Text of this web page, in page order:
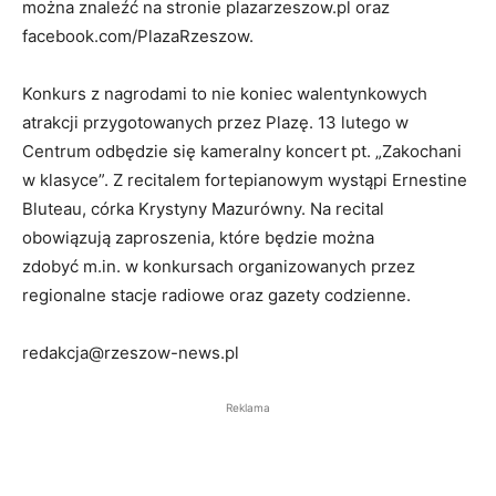
można znaleźć na stronie plazarzeszow.pl oraz
facebook.com/PlazaRzeszow.
Konkurs z nagrodami to nie koniec walentynkowych
atrakcji przygotowanych przez Plazę. 13 lutego w
Centrum odbędzie się kameralny koncert pt. „Zakochani
w klasyce”. Z recitalem fortepianowym wystąpi Ernestine
Bluteau, córka Krystyny Mazurówny. Na recital
obowiązują zaproszenia, które będzie można
zdobyć m.in. w konkursach organizowanych przez
regionalne stacje radiowe oraz gazety codzienne.
redakcja@rzeszow-news.pl
Reklama